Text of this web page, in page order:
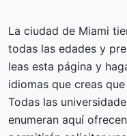
La ciudad de Miami
todas las edades y
leas esta página y
idiomas que creas
Todas las
enumeran aquí